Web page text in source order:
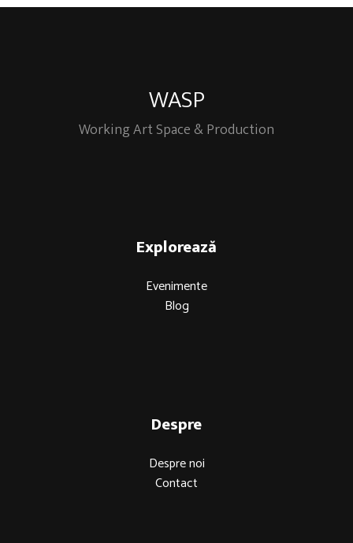
WASP
Working Art Space & Production
Explorează
Evenimente
Blog
Despre
Despre noi
Contact